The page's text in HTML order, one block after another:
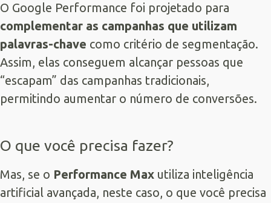
O Google Performance foi projetado para
complementar as campanhas que utilizam
palavras-chave como critério de segmentação.
Assim, elas conseguem alcançar pessoas que
“escapam” das campanhas tradicionais,
permitindo aumentar o número de conversões.
O que você precisa fazer?
Mas, se o Performance Max utiliza inteligência
artificial avançada, neste caso, o que você precisa